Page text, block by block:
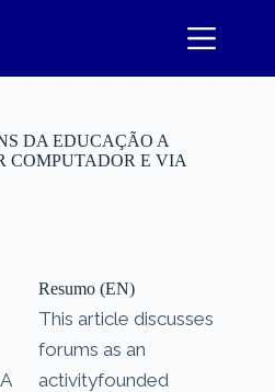
DA EDUCAÇÃO A
COMPUTADOR E VIA
Resumo (EN)
This article discusses
forums as an
activityfounded